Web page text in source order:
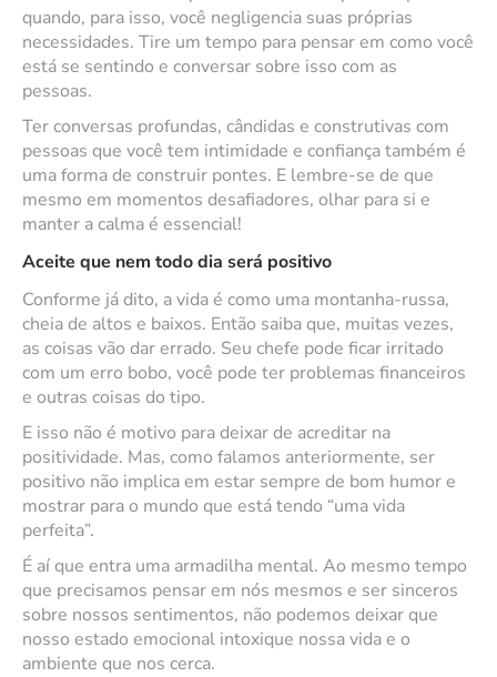
quando, para isso, você negligencia suas próprias
necessidades. Tire um tempo para pensar em como você
está se sentindo e conversar sobre isso com as
pessoas.
Ter conversas profundas, cândidas e construtivas com
pessoas que você tem intimidade e confiança também é
uma forma de construir pontes. E lembre-se de que
mesmo em momentos desafiadores, olhar para si e
manter a calma é essencial!
Aceite que nem todo dia será positivo
Conforme já dito, a vida é como uma montanha-russa,
cheia de altos e baixos. Então saiba que, muitas vezes,
as coisas vão dar errado. Seu chefe pode ficar irritado
com um erro bobo, você pode ter problemas financeiros
e outras coisas do tipo.
E isso não é motivo para deixar de acreditar na
positividade. Mas, como falamos anteriormente, ser
positivo não implica em estar sempre de bom humor e
mostrar para o mundo que está tendo “uma vida
perfeita”.
É aí que entra uma armadilha mental. Ao mesmo tempo
que precisamos pensar em nós mesmos e ser sinceros
sobre nossos sentimentos, não podemos deixar que
nosso estado emocional intoxique nossa vida e o
ambiente que nos cerca.